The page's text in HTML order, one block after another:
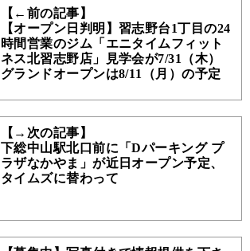
【←前の記事】
【オープン日判明】習志野台1丁目の24
時間営業のジム「エニタイムフィット
ネス北習志野店」見学会が7/31（木）
グランドオープンは8/11（月）の予定
【→次の記事】
下総中山駅北口前に「Dパーキング プ
ラザなかやま」が近日オープン予定、
タイムズに替わって